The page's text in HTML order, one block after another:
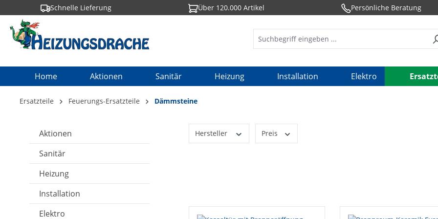
Zur Hauptnavigation springen
Schnelle Lieferung Über 120.000 Artikel Persönliche Beratung
Home Aktionen Sanitär Heizung Installation Elektro
Ersatzteile Feuerungs-Ersatzteile Dämmsteine
Aktionen
Sanitär
Heizung
Installation
Elektro
Hersteller Preis